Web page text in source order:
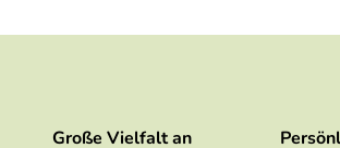
Große Vielfalt an